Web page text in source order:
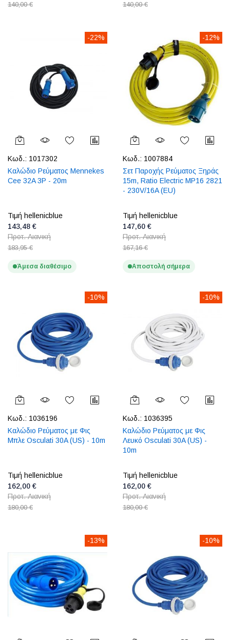
140,00 € 140,00 €
-22%
Κωδ.: 1017302
Καλώδιο Ρεύματος Mennekes
Cee 32A 3P - 20m
Τιμή hellenicblue
143,48 €
Προτ. Λιανική
183,95 €
Άμεσα διαθέσιμο
-12%
Κωδ.: 1007884
Σετ Παροχής Ρεύματος Ξηράς
15m, Ratio Electric MP16 2821
- 230V/16A (EU)
Τιμή hellenicblue
147,60 €
Προτ. Λιανική
167,16 €
Αποστολή σήμερα
-10%
Κωδ.: 1036196
Καλώδιο Ρεύματος με Φις
Μπλε Osculati 30A (US) - 10m
Τιμή hellenicblue
162,00 €
Προτ. Λιανική
180,00 €
-10%
Κωδ.: 1036395
Καλώδιο Ρεύματος με Φις
Λευκό Osculati 30A (US) -
10m
Τιμή hellenicblue
162,00 €
Προτ. Λιανική
180,00 €
-13% -10%